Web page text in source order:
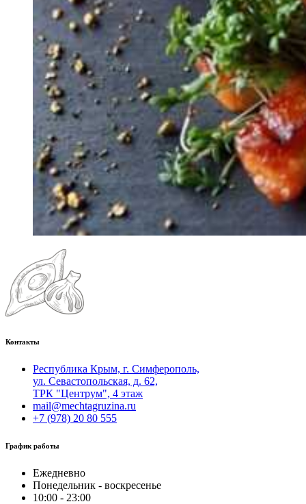
Контакты
Республика Крым, г. Симферополь,
ул. Севастопольская, д. 62,
ТРК "Центрум", 4 этаж
mail@mechtagruzina.ru
+7 (978) 20 80 555
График работы
Ежедневно
Понедельник - воскресенье
10:00 - 23:00